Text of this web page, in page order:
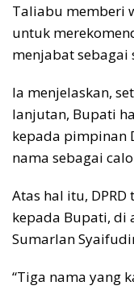
Taliabu memberi
untuk
menjabat sebagai
Ia menjelaskan,
lanjutan, Bupati
kepada pimpinan
nama sebagai
Atas hal itu,
kepada Bupati, di
Sumarlan
“Tiga nama yang